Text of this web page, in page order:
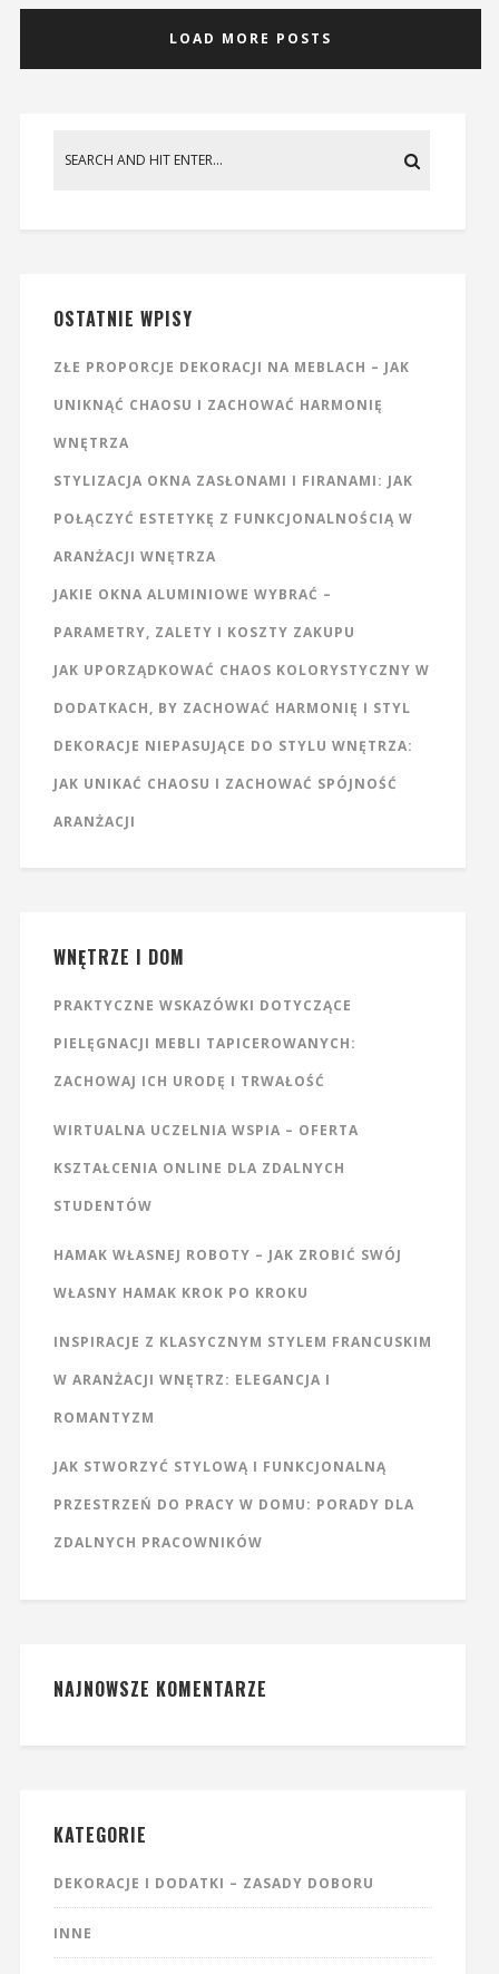
LOAD MORE POSTS
OSTATNIE WPISY
ZŁE PROPORCJE DEKORACJI NA MEBLACH – JAK
UNIKNĄĆ CHAOSU I ZACHOWAĆ HARMONIĘ
WNĘTRZA
STYLIZACJA OKNA ZASŁONAMI I FIRANAMI: JAK
POŁĄCZYĆ ESTETYKĘ Z FUNKCJONALNOŚCIĄ W
ARANŻACJI WNĘTRZA
JAKIE OKNA ALUMINIOWE WYBRAĆ –
PARAMETRY, ZALETY I KOSZTY ZAKUPU
JAK UPORZĄDKOWAĆ CHAOS KOLORYSTYCZNY W
DODATKACH, BY ZACHOWAĆ HARMONIĘ I STYL
DEKORACJE NIEPASUJĄCE DO STYLU WNĘTRZA:
JAK UNIKAĆ CHAOSU I ZACHOWAĆ SPÓJNOŚĆ
ARANŻACJI
WNĘTRZE I DOM
PRAKTYCZNE WSKAZÓWKI DOTYCZĄCE
PIELĘGNACJI MEBLI TAPICEROWANYCH:
ZACHOWAJ ICH URODĘ I TRWAŁOŚĆ
WIRTUALNA UCZELNIA WSPIA – OFERTA
KSZTAŁCENIA ONLINE DLA ZDALNYCH
STUDENTÓW
HAMAK WŁASNEJ ROBOTY – JAK ZROBIĆ SWÓJ
WŁASNY HAMAK KROK PO KROKU
INSPIRACJE Z KLASYCZNYM STYLEM FRANCUSKIM
W ARANŻACJI WNĘTRZ: ELEGANCJA I
ROMANTYZM
JAK STWORZYĆ STYLOWĄ I FUNKCJONALNĄ
PRZESTRZEŃ DO PRACY W DOMU: PORADY DLA
ZDALNYCH PRACOWNIKÓW
NAJNOWSZE KOMENTARZE
KATEGORIE
DEKORACJE I DODATKI – ZASADY DOBORU
INNE